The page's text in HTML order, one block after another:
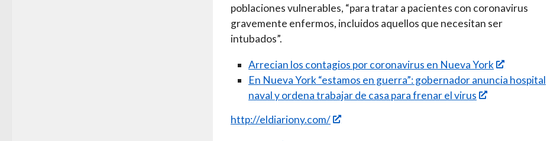
poblaciones vulnerables, “para tratar a pacientes con coronavirus
gravemente enfermos, incluidos aquellos que necesitan ser
intubados”.
Arrecian los contagios por coronavirus en Nueva York
En Nueva York “estamos en guerra”: gobernador anuncia hospital
naval y ordena trabajar de casa para frenar el virus
http://eldiariony.com/